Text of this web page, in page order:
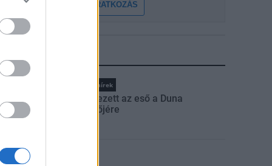
FELIRATKOZÁS
Országos hírek
Megérkezett az eső a Duna
vízgyűjtőjére